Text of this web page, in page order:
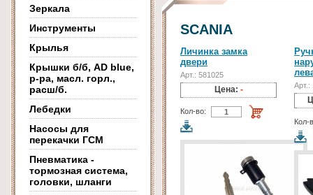
Зеркала
Инструменты
Крылья
Крышки б/б, AD blue,
р-ра, масл. горл.,
расш/б.
Лебедки
Насосы для
перекачки ГСМ
Пневматика -
тормозная система,
головки, шланги
SCANIA
Личинка замка
двери
Арт.: 581025
Цена: -
Кол-во:
Арт.:
Кол-